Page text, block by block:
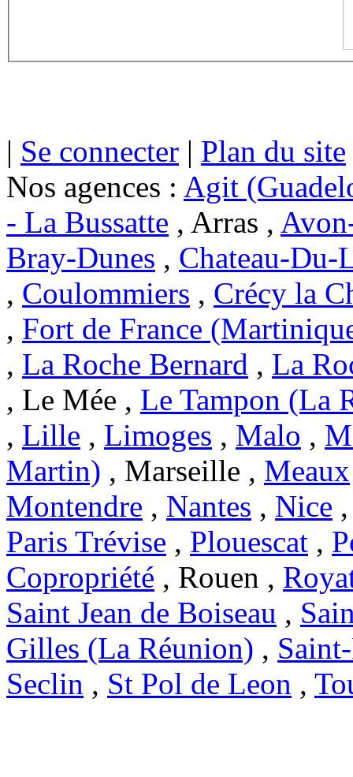
| Se connecter | Plan du site
Nos agences : Agit
- La Bussatte , Arras ,
Bray-Dunes , Chateau-Du-
, Coulommiers , Crécy la
, Fort de France
, La Roche Bernard , La
, Le Mée , Le Tampon (La
, Lille , Limoges , Malo ,
Martin) , Marseille , Meaux
Montendre , Nantes , Nice
Paris Trévise , Plouescat ,
Copropriété , Rouen ,
Saint Jean de Boiseau ,
Gilles (La Réunion) ,
Seclin , St Pol de Leon ,